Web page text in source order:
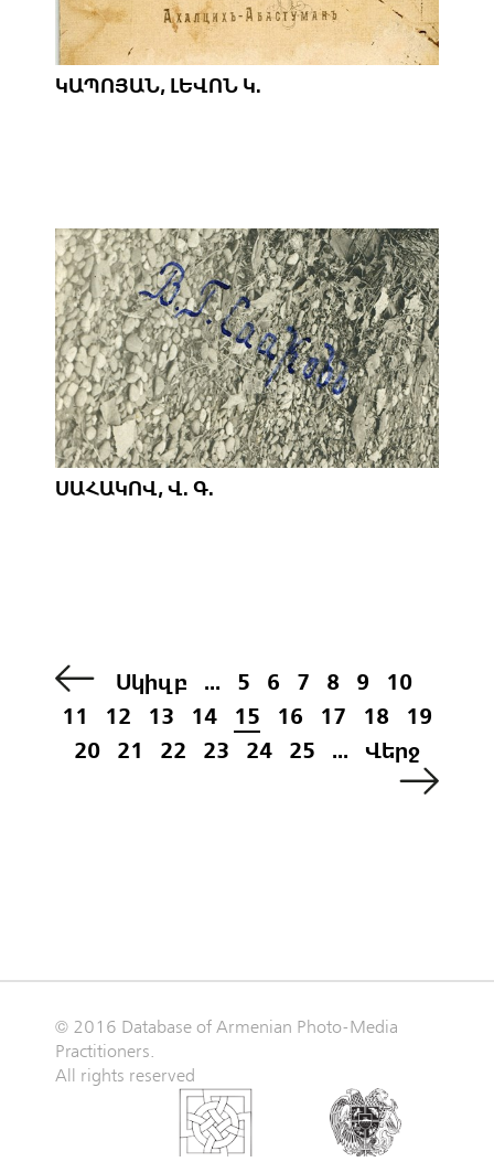
ԿԱՊՈՅԱՆ, ԼԵՎՈՆ Կ.
ՍԱՀԱԿՈՎ, Վ. Գ.
Սկիզբ ... 5 6 7 8 9
10
11
12 13 14 15 16 17 18
19
20
21 22 23 24 25 ... Վերջ
© 2016 Database of Armenian Photo-Media
Practitioners.
All rights reserved